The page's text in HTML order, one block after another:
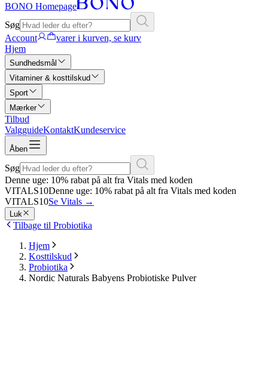
BONO Homepage
Søg
Account
varer i kurven, se kurv
Hjem
Sundhedsmål
Vitaminer & kosttilskud
Sport
Mærker
Tilbud
ValgguideKontaktKundeservice
Åben
Søg
Denne uge: 10% rabat på alt fra Vitals med koden
VITALS10Denne uge: 10% rabat på alt fra Vitals med koden
VITALS10Se Vitals →
Luk
Tilbage til Probiotika
Hjem
Kosttilskud
Probiotika
Nordic Naturals Babyens Probiotiske Pulver